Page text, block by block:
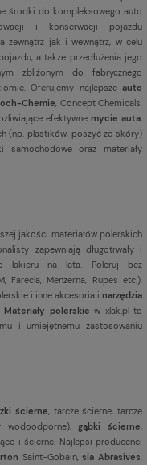
środki do kompleksowego auto
i konserwacji pojazdu
zewnątrz jak i wewnątrz, w celu
a także przedłużenia jego
zbliżonym do fabrycznego
Oferujemy najlepszeauto
Chemie , Concept Chemicals,
efektywne mycie auta
(np. plastików, poszyć ze skóry)
samochodowe oraz materiały
jakości materiałów polerskich
zapewniają długotrwały i
lakieru na lata. Poleruj bez
Farecla, Menzerna, Rupes etc.),
i inne akcesoria i narzędzia
Materiały polerskie w xlak.pl to
i umiejętnemu zastosowaniu
ścierne , tarcze ścierne, tarcze
wodoodporne),gąbki ścierne
i ścierne. Najlepsi producenci
Saint-Gobain,sia Abrasives